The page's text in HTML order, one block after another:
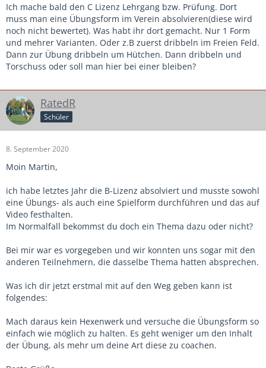
Ich mache bald den C Lizenz Lehrgang bzw. Prüfung. Dort
muss man eine Übungsform im Verein absolvieren(diese wird
noch nicht bewertet). Was habt ihr dort gemacht. Nur 1 Form
und mehrer Varianten. Oder z.B zuerst dribbeln im Freien Feld.
Dann zur Übung dribbeln um Hütchen. Dann dribbeln und
Torschuss oder soll man hier bei einer bleiben?
RatedR
Schüler
8. September 2020
Moin Martin,
ich habe letztes Jahr die B-Lizenz absolviert und musste sowohl
eine Übungs- als auch eine Spielform durchführen und das auf
Video festhalten.
Im Normalfall bekommst du doch ein Thema dazu oder nicht?
Bei mir war es vorgegeben und wir konnten uns sogar mit den
anderen Teilnehmern, die dasselbe Thema hatten absprechen.
Was ich dir jetzt erstmal mit auf den Weg geben kann ist
folgendes:
Mach daraus kein Hexenwerk und versuche die Übungsform so
einfach wie möglich zu halten. Es geht weniger um den Inhalt
der Übung, als mehr um deine Art diese zu coachen.